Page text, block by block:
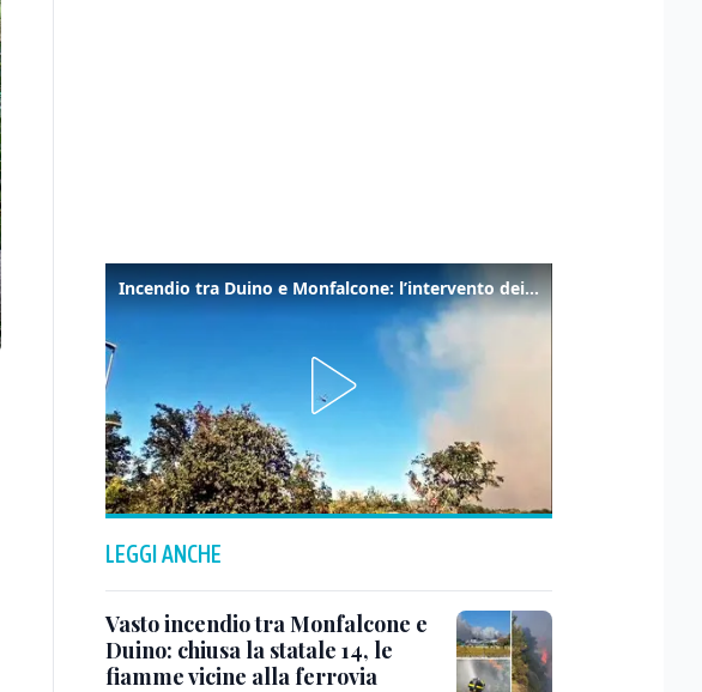
Incendio tra Duino e Monfalcone: l’intervento dei vigili del fuoco
LEGGI ANCHE
Vasto incendio tra Monfalcone e
Duino: chiusa la statale 14, le
fiamme vicine alla ferrovia